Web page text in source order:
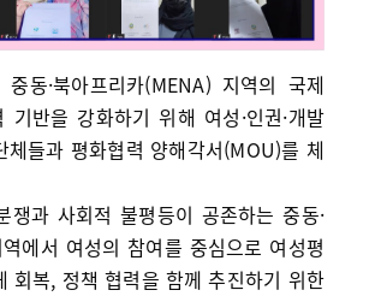
동·북아프리카(MENA) 지역의 국제
기반을 강화하기 위해 여성·인권·개발
체들과 평화협력 양해각서(MOU)를 체
쟁과 사회적 불평등이 공존하는 중동·
에서 여성의 참여를 중심으로 여성평
회복, 정책 협력을 함께 추진하기 위한